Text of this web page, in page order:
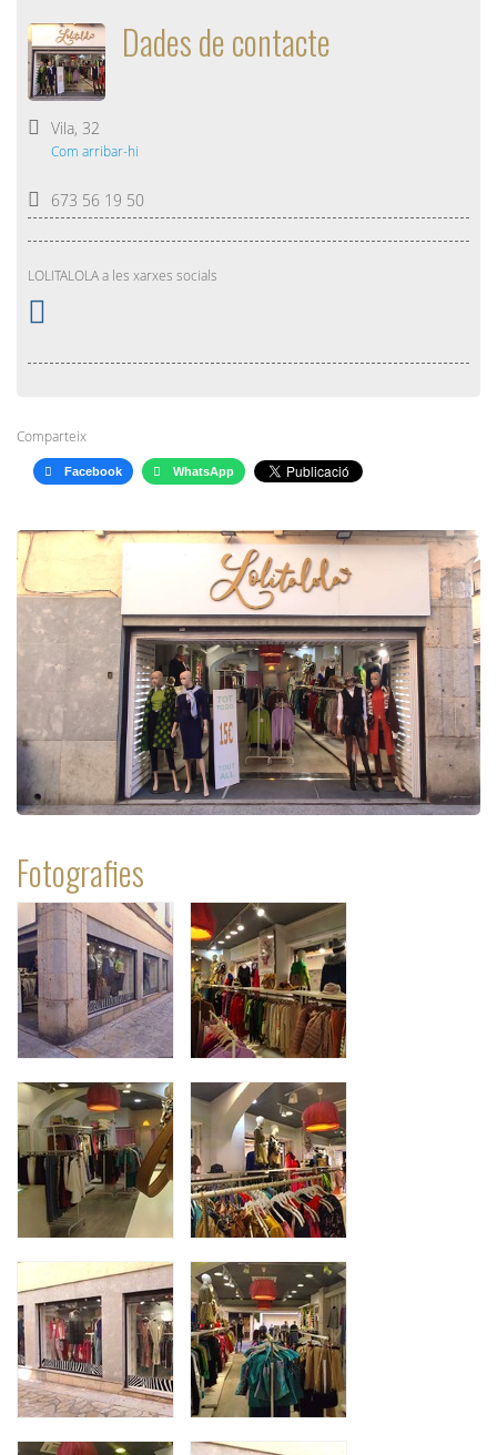
Dades de contacte
Vila, 32
Com arribar-hi
673 56 19 50
LOLITALOLA a les xarxes socials
Comparteix
Facebook WhatsApp
Fotografies